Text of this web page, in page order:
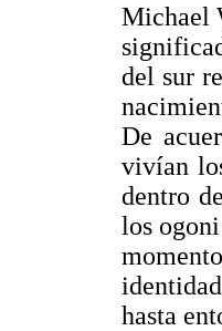
Michael
del sur
De
vivían
dentro
los
hasta